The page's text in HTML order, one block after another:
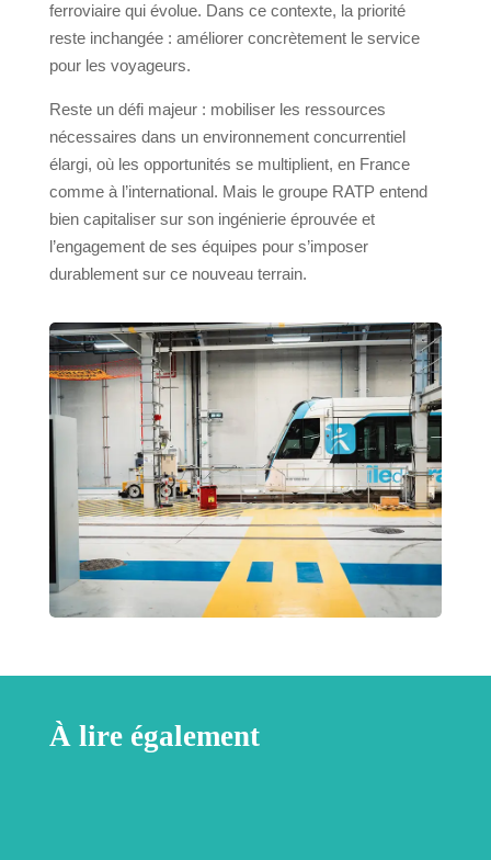
ferroviaire qui évolue. Dans ce contexte, la priorité
reste inchangée : améliorer concrètement le service
pour les voyageurs.
Reste un défi majeur : mobiliser les ressources
nécessaires dans un environnement concurrentiel
élargi, où les opportunités se multiplient, en France
comme à l’international. Mais le groupe RATP entend
bien capitaliser sur son ingénierie éprouvée et
l’engagement de ses équipes pour s’imposer
durablement sur ce nouveau terrain.
À lire également